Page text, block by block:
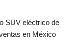
SUV eléctrico de
en México